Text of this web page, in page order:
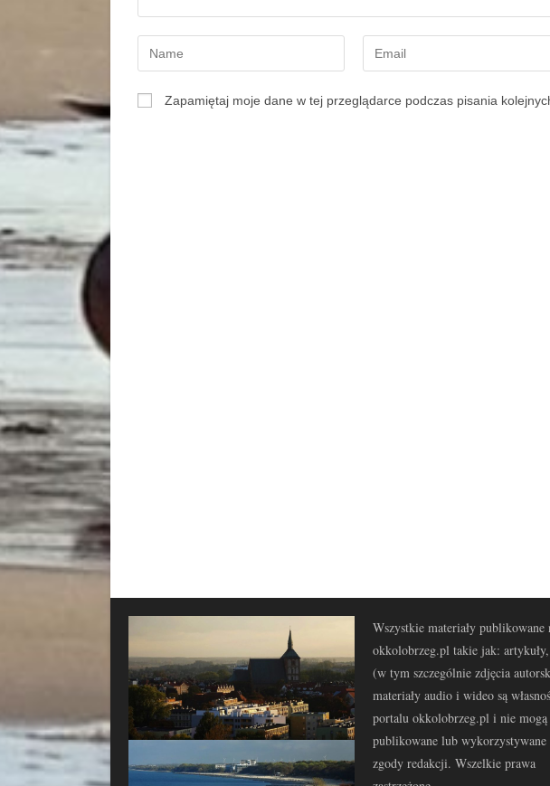
Zapamiętaj moje dane w tej przeglądarce podczas pisania
Wszystkie materiały publikowane
okkolobrzeg.pl takie jak:
(w tym szczególnie zdjęcia
materiały audio i wideo są
portalu okkolobrzeg.pl i nie
publikowane lub wykorzystywane
zgody redakcji. Wszelkie prawa